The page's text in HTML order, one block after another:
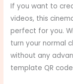
If you want to
videos, this
perfect for you.
turn your normal
without any
template QR